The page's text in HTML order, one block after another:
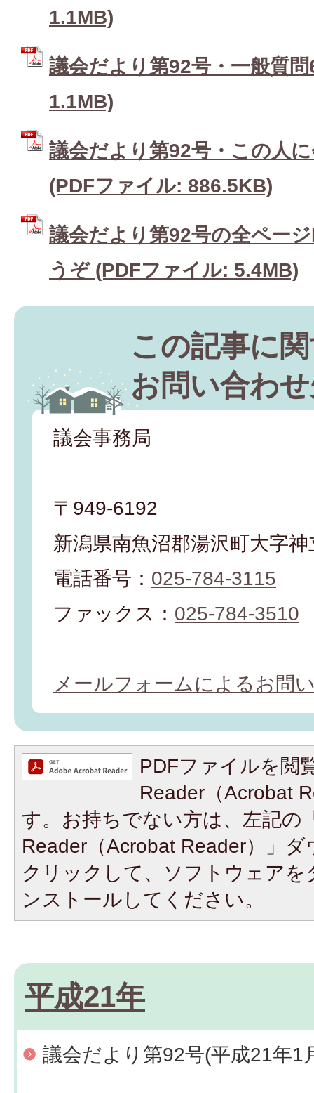
1.1MB)
議会だより第92号・一般質
1.1MB)
議会だより第92号・この人
(PDFファイル: 886.5KB)
議会だより第92号の全ペー
うぞ (PDFファイル: 5.4MB)
この記事に
お問い合わ
議会事務局
〒949-6192
新潟県南魚沼郡湯沢町大字
電話番号： 025-784-3115
ファックス： 025-784-3510
メールフォームによるお問
PDFファイルを閲
Reader（Acrobat
す。お持ちでない方は、左記の
Reader（Acrobat Reader）」
クリックして、ソフトウェア
ンストールしてください。
平成21年
議会だより第92号(平成21年1